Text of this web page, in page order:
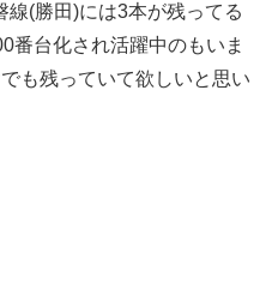
線(勝田)には3本が残ってる
番台化され活躍中のもいま
も残っていて欲しいと思い